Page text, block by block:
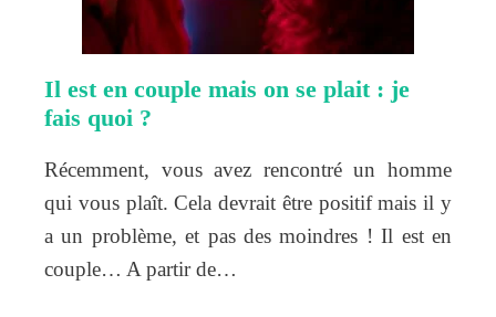
Il est en couple mais on se plait : je
fais quoi ?
Récemment, vous avez rencontré un homme
qui vous plaît. Cela devrait être positif mais il y
a un problème, et pas des moindres ! Il est en
couple… A partir de…